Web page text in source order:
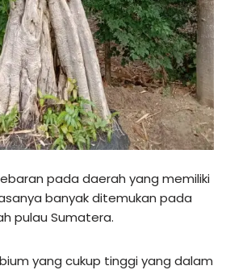
pada daerah yang memiliki
banyak ditemukan pada
pulau Sumatera.
yang cukup tinggi yang dalam